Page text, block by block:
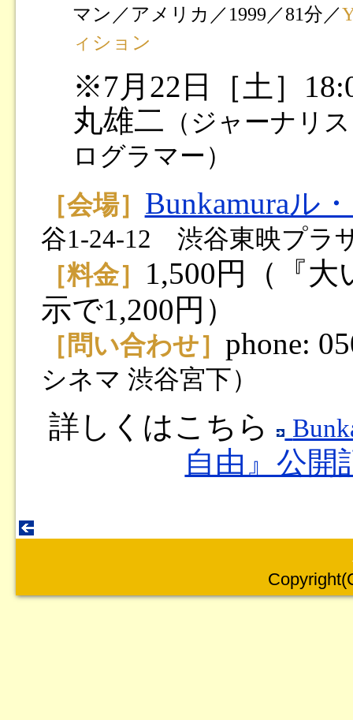
マン／アメリカ／1999／81分／
ィション
※7月22日［土］
丸雄二 （ジャーナリ
ログラマー）
［会場］ Bunkamuraル
谷1-24-12 渋谷東映プラ
［料金］ 1,500円（『
示で1,200円）
［問い合わせ］ phone:
シネマ 渋谷宮下）
詳しくはこちら
自由』公開